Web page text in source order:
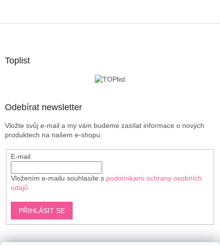
Toplist
Odebírat newsletter
Vložte svůj e-mail a my vám budeme zasílat informace o nových
produktech na našem e-shopu.
E-mail
Vložením e-mailu souhlasíte s podmínkami ochrany osobních
údajů
PŘIHLÁSIT SE